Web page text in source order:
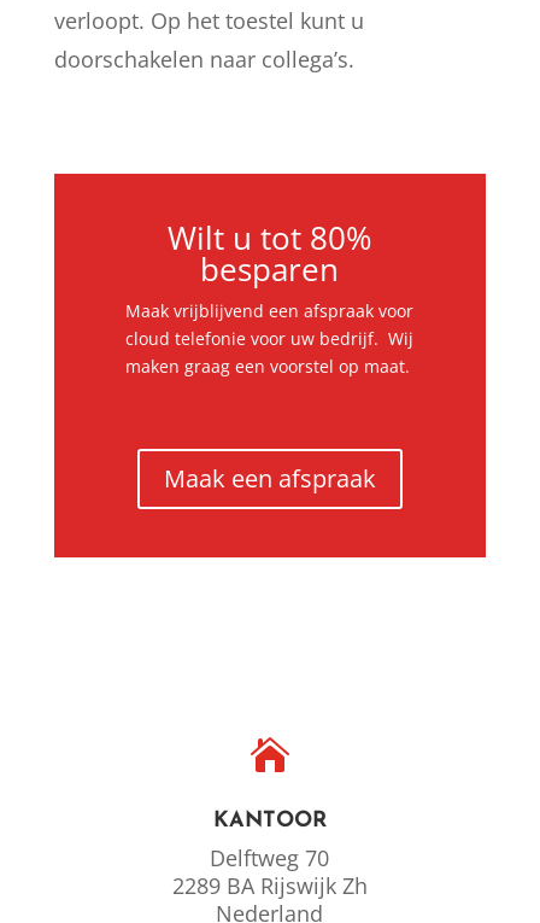
verloopt. Op het toestel kunt u
doorschakelen naar collega’s.
Wilt u tot 80%
besparen
Maak vrijblijvend een afspraak voor
cloud telefonie voor uw bedrijf. Wij
maken graag een voorstel op maat.
Maak een afspraak

KANTOOR
Delftweg 70
2289 BA Rijswijk Zh
Nederland